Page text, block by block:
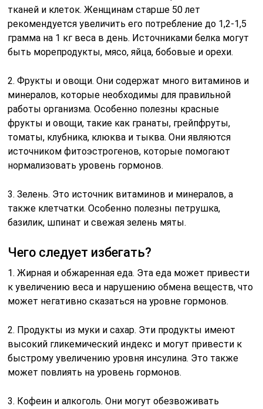
тканей и клеток. Женщинам старше 50 лет
рекомендуется увеличить его потребление до 1,2-1,5
грамма на 1 кг веса в день. Источниками белка могут
быть морепродукты, мясо, яйца, бобовые и орехи.
2. Фрукты и овощи. Они содержат много витаминов и
минералов, которые необходимы для правильной
работы организма. Особенно полезны красные
фрукты и овощи, такие как гранаты, грейпфруты,
томаты, клубника, клюква и тыква. Они являются
источником фитоэстрогенов, которые помогают
нормализовать уровень гормонов.
3. Зелень. Это источник витаминов и минералов, а
также клетчатки. Особенно полезны петрушка,
базилик, шпинат и свежая зелень мяты.
Чего следует избегать?
1. Жирная и обжаренная еда. Эта еда может привести
к увеличению веса и нарушению обмена веществ, что
может негативно сказаться на уровне гормонов.
2. Продукты из муки и сахар. Эти продукты имеют
высокий гликемический индекс и могут привести к
быстрому увеличению уровня инсулина. Это также
может повлиять на уровень гормонов.
3. Кофеин и алкоголь. Они могут обезвоживать